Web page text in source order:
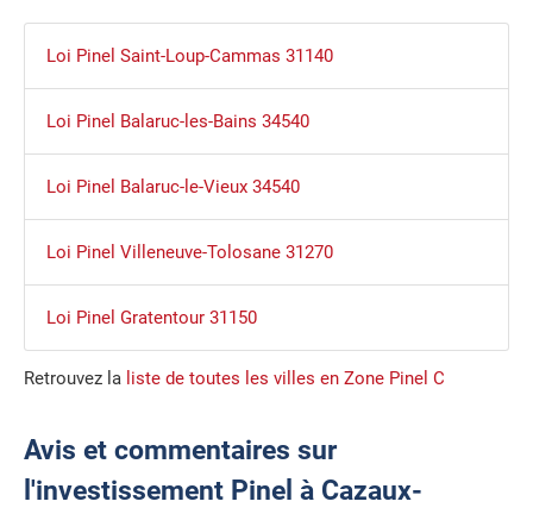
Loi Pinel Saint-Loup-Cammas 31140
Loi Pinel Balaruc-les-Bains 34540
Loi Pinel Balaruc-le-Vieux 34540
Loi Pinel Villeneuve-Tolosane 31270
Loi Pinel Gratentour 31150
Retrouvez la liste de toutes les villes en Zone Pinel C
Avis et commentaires sur
l'investissement Pinel à Cazaux-